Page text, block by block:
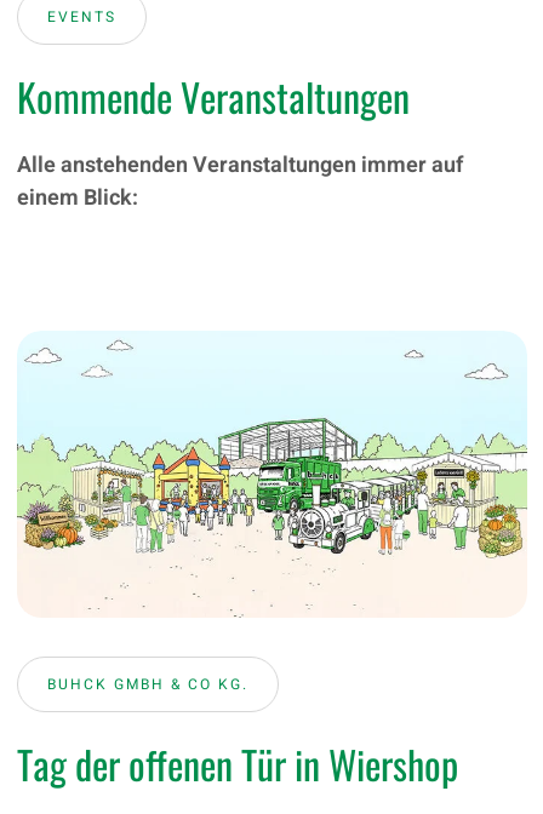
EVENTS
Kommende Veranstaltungen
Alle anstehenden Veranstaltungen immer auf
einem Blick:
BUHCK GMBH & CO KG.
Tag der offenen Tür in Wiershop